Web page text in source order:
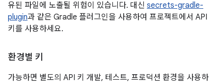
유된 파일에 노출될 위험이 있습니다. 대신 secrets-gradle-
plugin과 같은 Gradle 플러그인을 사용하여 프로젝트에서 API
키를 사용하세요.
환경별 키
가능하면 별도의 API 키 개발, 테스트, 프로덕션 환경을 사용하